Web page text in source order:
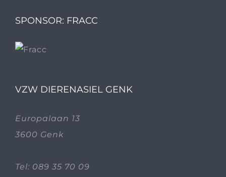
SPONSOR: FRACC
VZW DIERENASIEL GENK
Europalaan 13
3600 Genk
Tel: 089 35 70 09